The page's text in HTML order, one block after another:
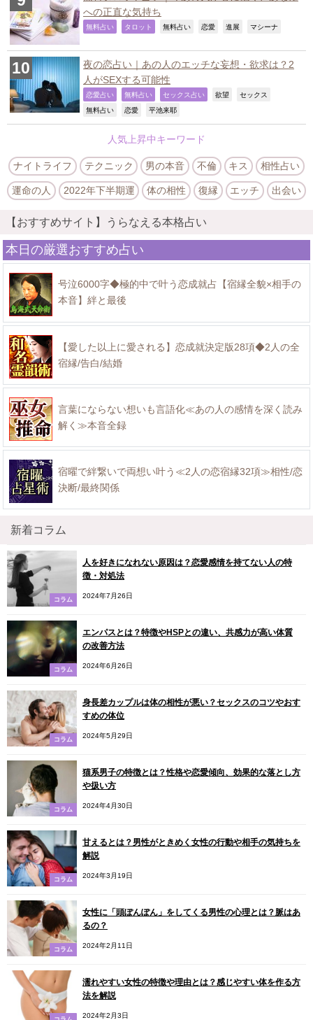
への正直な気持ち
無料占い タロット 無料占い 恋愛 進展 マシーナ
夜の恋占い｜あの人のエッチな妄想・欲求は？2
人がSEXする可能性
恋愛占い 無料占い セックス占い 欲望 セックス
無料占い 恋愛 平池来耶
人気上昇中キーワード
ナイトライフ テクニック 男の本音 不倫 キス 相性占い
運命の人 2022年下半期運 体の相性 復縁 エッチ 出会い
【おすすめサイト】うらなえる本格占い
本日の厳選おすすめ占い
号泣6000字◆極的中で叶う恋成就占【宿縁全貌×相手の
本音】絆と最後
【愛した以上に愛される】恋成就決定版28項◆2人の全
宿縁/告白/結婚
言葉にならない想いも言語化≪あの人の感情を深く読み
解く≫本音全録
宿曜で絆繋いで両想い叶う≪2人の恋宿縁32項≫相性/恋
決断/最終関係
新着コラム
コラム
人を好きになれない原因は？恋愛感情を持てない人の特
徴・対処法
2024年7月26日
コラム
エンパスとは？特徴やHSPとの違い、共感力が高い体質
の改善方法
2024年6月26日
コラム
身長差カップルは体の相性が悪い？セックスのコツやおす
すめの体位
2024年5月29日
コラム
猫系男子の特徴とは？性格や恋愛傾向、効果的な落とし方
や扱い方
2024年4月30日
コラム
甘えるとは？男性がときめく女性の行動や相手の気持ちを
解説
2024年3月19日
コラム
女性に「頭ぽんぽん」をしてくる男性の心理とは？脈はあ
るの？
2024年2月11日
濡れやすい女性の特徴や理由とは？感じやすい体を作る方
法を解説
2024年2月3日